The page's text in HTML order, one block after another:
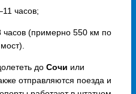
часов;
часов (примерно 550 км по
до Сочи или
отправляются поезда и